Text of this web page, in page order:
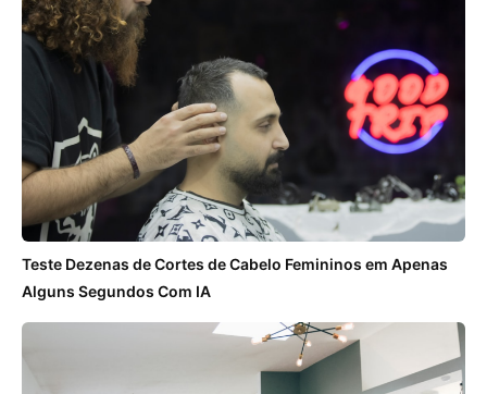
Teste Dezenas de Cortes de Cabelo Femininos em Apenas
Alguns Segundos Com IA